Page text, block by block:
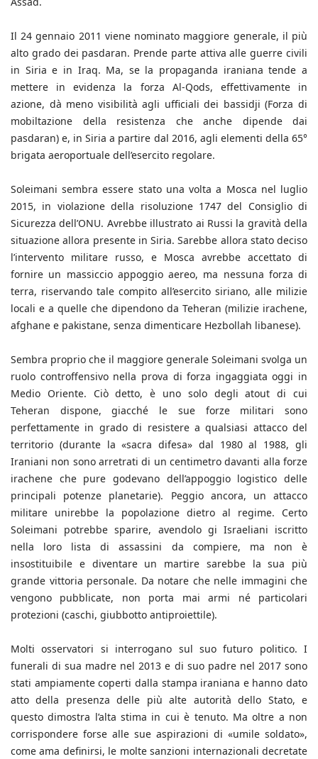
Il 24 gennaio 2011 viene nominato maggiore generale, il più
alto grado dei pasdaran. Prende parte attiva alle guerre civili
in Siria e in Iraq. Ma, se la propaganda iraniana tende a
mettere in evidenza la forza Al-Qods, effettivamente in
azione, dà meno visibilità agli ufficiali dei bassidji (Forza di
mobiltazione della resistenza che anche dipende dai
pasdaran) e, in Siria a partire dal 2016, agli elementi della 65°
brigata aeroportuale dell’esercito regolare.
Soleimani sembra essere stato una volta a Mosca nel luglio
2015, in violazione della risoluzione 1747 del Consiglio di
Sicurezza dell’ONU. Avrebbe illustrato ai Russi la gravità della
situazione allora presente in Siria. Sarebbe allora stato deciso
l’intervento militare russo, e Mosca avrebbe accettato di
fornire un massiccio appoggio aereo, ma nessuna forza di
terra, riservando tale compito all’esercito siriano, alle milizie
locali e a quelle che dipendono da Teheran (milizie irachene,
afghane e pakistane, senza dimenticare Hezbollah libanese).
Sembra proprio che il maggiore generale Soleimani svolga un
ruolo controffensivo nella prova di forza ingaggiata oggi in
Medio Oriente. Ciò detto, è uno solo degli atout di cui
Teheran dispone, giacché le sue forze militari sono
perfettamente in grado di resistere a qualsiasi attacco del
territorio (durante la «sacra difesa» dal 1980 al 1988, gli
Iraniani non sono arretrati di un centimetro davanti alla forze
irachene che pure godevano dell’appoggio logistico delle
principali potenze planetarie). Peggio ancora, un attacco
militare unirebbe la popolazione dietro al regime. Certo
Soleimani potrebbe sparire, avendolo gi Israeliani iscritto
nella loro lista di assassini da compiere, ma non è
insostituibile e diventare un martire sarebbe la sua più
grande vittoria personale. Da notare che nelle immagini che
vengono pubblicate, non porta mai armi né particolari
protezioni (caschi, giubbotto antiproiettile).
Molti osservatori si interrogano sul suo futuro politico. I
funerali di sua madre nel 2013 e di suo padre nel 2017 sono
stati ampiamente coperti dalla stampa iraniana e hanno dato
atto della presenza delle più alte autorità dello Stato, e
questo dimostra l’alta stima in cui è tenuto. Ma oltre a non
corrispondere forse alle sue aspirazioni di «umile soldato»,
come ama definirsi, le molte sanzioni internazionali decretate